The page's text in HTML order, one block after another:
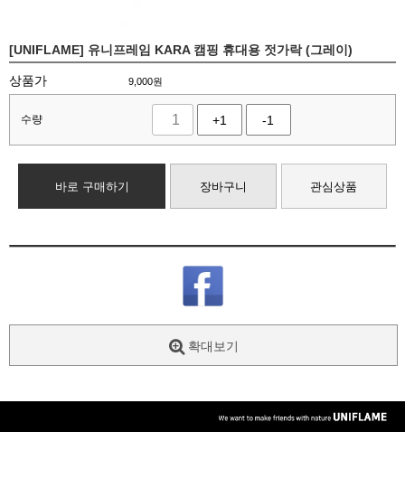
[UNIFLAME] 유니프레임 KARA 캠핑 휴대용 젓가락 (그레이)
상품가 9,000원
수량 +1 -1
바로 구매하기 장바구니 관심상품
확대보기